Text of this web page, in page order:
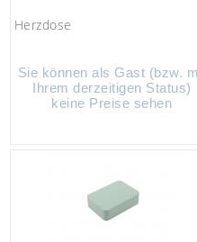
Herzdose
Sie können als Gast (bzw.
Ihrem derzeitigen Status)
keine Preise sehen